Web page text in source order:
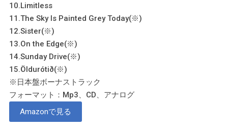
10.Limitless
11.The Sky Is Painted Grey Today(※)
12.Sister(※)
13.On the Edge(※)
14.Sunday Drive(※)
15.Öldurótið(※)
※日本盤ボーナストラック
フォーマット：Mp3、CD、アナログ
Amazonで見る